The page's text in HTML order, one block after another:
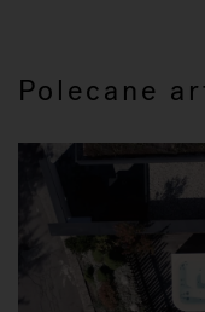
Polecane